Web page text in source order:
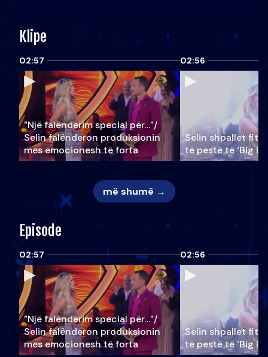
Klipe
02:57
"Një falenderim special për…"/
Selin falënderon produksionin
mes emocionesh të forta
02:56
Selin shpallet
të pestë të ‘Big
më shumë →
Episode
02:57
"Një falenderim special për…"/
Selin falënderon produksionin
mes emocionesh të forta
02:56
Selin shpallet
të pestë të ‘Big